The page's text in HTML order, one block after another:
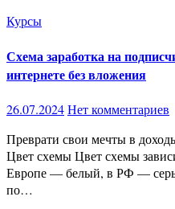
Курсы
Схема заработка на
интернете без вложения
26.07.2024Нет комментариев
Преврати свои мечты в доходы! Схема заработка на дрочерах
Цвет схемы Цвет схемы
Европе — белый, в РФ —
по…